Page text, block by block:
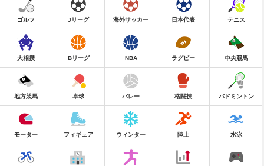
ゴルフ Jリーグ 海外サッカー 日本代表 テニス
大相撲 Bリーグ NBA ラグビー 中央競馬
地方競馬 卓球 バレー 格闘技 バドミントン
モーター フィギュア ウィンター 陸上 水泳